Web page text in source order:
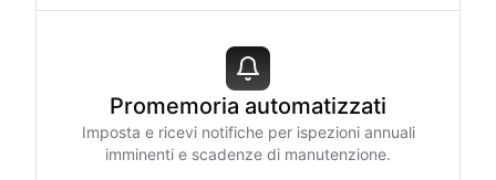
Promemoria automatizzati
Imposta e ricevi notifiche per ispezioni annuali
imminenti e scadenze di manutenzione.